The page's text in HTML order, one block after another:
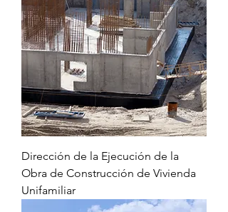
Dirección de la Ejecución de la
Obra de Construcción de Vivienda
Unifamiliar